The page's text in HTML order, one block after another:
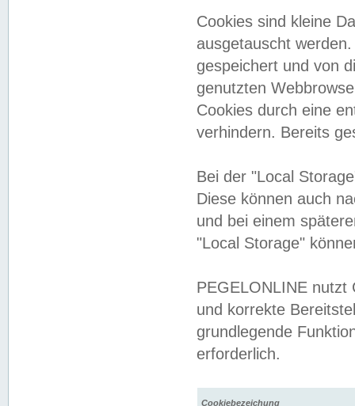
Cookies sind kleine
ausgetauscht
gespeichert und von
genutzten
Cookies durch eine
verhindern. Bereits
Bei der "Local
Diese können auch
und bei einem
"Local Storage"
PEGELONLINE nutzt
und korrekte
grundlegende
erforderlich.
Cookiebezeichung